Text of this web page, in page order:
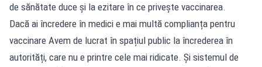
de sănătate duce și la ezitare în ce privește vaccinarea.
Dacă ai încredere în medici e mai multă complianța pentru
vaccinare Avem de lucrat în spațiul public la încrederea în
autorități, care nu e printre cele mai ridicate. Și sistemul de